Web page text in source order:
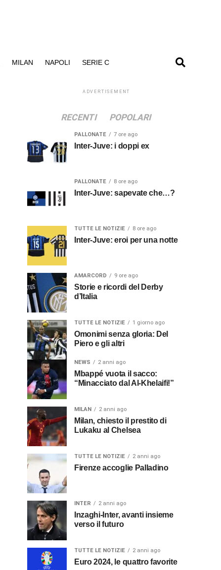
MILAN NAPOLI SERIE C
ADVERTISEMENT
RECENTI POPOLARI
PALLONATE 7 ore ago
Inter-Juve: i doppi ex
PALLONATE 8 ore ago
Inter-Juve: sapevate che…?
TUTTE LE NOTIZIE 8 ore ago
Inter-Juve: eroi per una notte
AMARCORD 9 ore ago
Storie e ricordi del Derby
d’Italia
TUTTE LE NOTIZIE 1 giorno ago
Omonimi senza gloria: Del
Piero e gli altri
NEWS 2 anni ago
Mbappé vuota il sacco:
“Minacciato dal Al-Khelaifi!”
MILAN 2 anni ago
Milan, chiesto il prestito di
Lukaku al Chelsea
TUTTE LE NOTIZIE 2 anni ago
Firenze accoglie Palladino
INTER 2 anni ago
Inzaghi-Inter, avanti insieme
verso il futuro
TUTTE LE NOTIZIE 2 anni ago
Euro 2024, le quattro favorite